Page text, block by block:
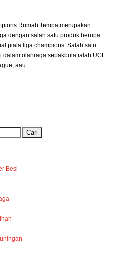
Rumah Tempa merupakan
dengan salah satu produk berupa
piala liga champions. Salah satu
dalam olahraga sepakbola ialah UCL
aau...
Besi